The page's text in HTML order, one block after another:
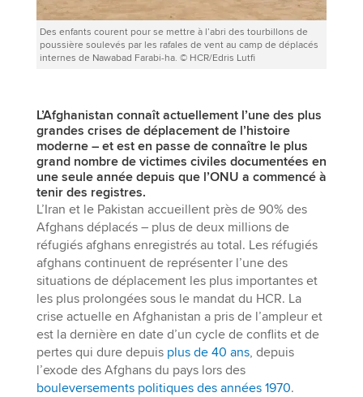
Des enfants courent pour se mettre à l’abri des tourbillons de
poussière soulevés par les rafales de vent au camp de déplacés
internes de Nawabad Farabi-ha. © HCR/Edris Lutfi
L’Afghanistan connaît actuellement l’une des plus
grandes crises de déplacement de l’histoire
moderne – et est en passe de connaître le plus
grand nombre de victimes civiles documentées en
une seule année depuis que l’ONU a commencé à
tenir des registres.
L’Iran et le Pakistan accueillent près de 90% des
Afghans déplacés – plus de deux millions de
réfugiés afghans enregistrés au total. Les réfugiés
afghans continuent de représenter l’une des
situations de déplacement les plus importantes et
les plus prolongées sous le mandat du HCR. La
crise actuelle en Afghanistan a pris de l’ampleur et
est la dernière en date d’un cycle de conflits et de
pertes qui dure depuis plus de 40 ans, depuis
l’exode des Afghans du pays lors des
bouleversements politiques des années 1970.